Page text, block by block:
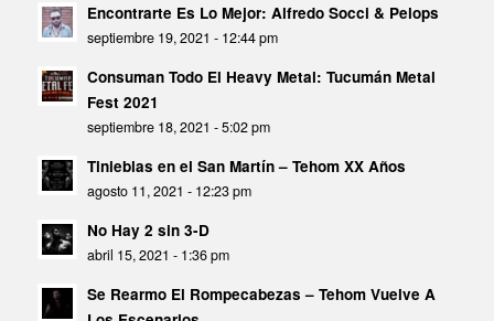
Encontrarte Es Lo Mejor: Alfredo Socci & Pelops
septiembre 19, 2021 - 12:44 pm
Consuman Todo El Heavy Metal: Tucumán Metal
Fest 2021
septiembre 18, 2021 - 5:02 pm
Tinieblas en el San Martín – Tehom XX Años
agosto 11, 2021 - 12:23 pm
No Hay 2 sin 3-D
abril 15, 2021 - 1:36 pm
Se Rearmo El Rompecabezas – Tehom Vuelve A